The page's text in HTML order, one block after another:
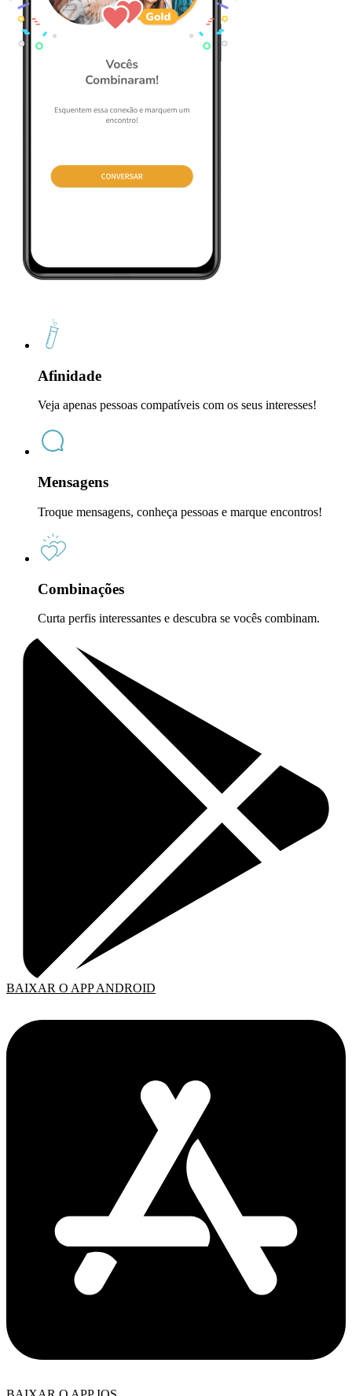
Afinidade
Veja apenas pessoas compatíveis com os seus interesses!
Mensagens
Troque mensagens, conheça pessoas e marque encontros!
Combinações
Curta perfis interessantes e descubra se vocês combinam.
BAIXAR O APP ANDROID